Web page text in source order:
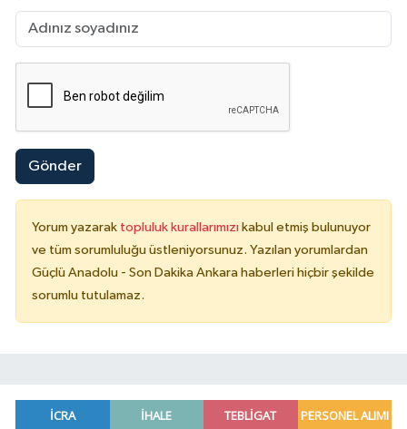
Gönder
Yorum yazarak topluluk kurallarımızı kabul etmiş bulunuyor
ve tüm sorumluluğu üstleniyorsunuz. Yazılan yorumlardan
Güçlü Anadolu - Son Dakika Ankara haberleri hiçbir şekilde
sorumlu tutulamaz.